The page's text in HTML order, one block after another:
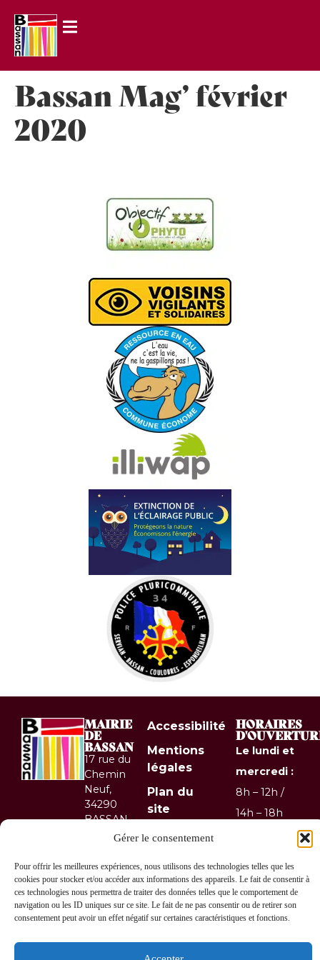
Gérer le consentement
Pour offrir les meilleures expériences, nous utilisons des technologies telles que les
cookies pour stocker et/ou accéder aux informations des appareils. Le fait de consentir à
ces technologies nous permettra de traiter des données telles que le comportement de
navigation ou les ID uniques sur ce site. Le fait de ne pas consentir ou de retirer son
consentement peut avoir un effet négatif sur certaines caractéristiques et fonctions.
principal
Bassan Mag’ février
2020
MAIRIE
DE
BASSAN
17 rue du
Chemin
Neuf,
34290
BASSAN
04 67
67
Contactez-
nous !
Accessibilité
Mentions
légales
Plan du
site
Confidentialité
& GRU
développés
par Utopia
HORAIRES
Le lundi et
mercredi :
8h – 12h /
14h – 18h
8h – 12h
Le
vendredi :